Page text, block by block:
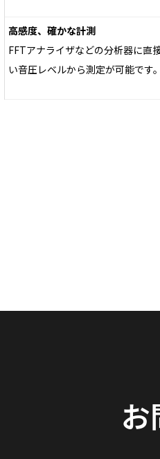
高感度、確かな計測
FFTアナライザなどの分析器に直
い音圧レベルから測定が可能です。